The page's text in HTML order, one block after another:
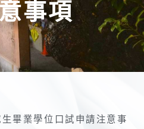
事項
畢業學位口試申請注意事